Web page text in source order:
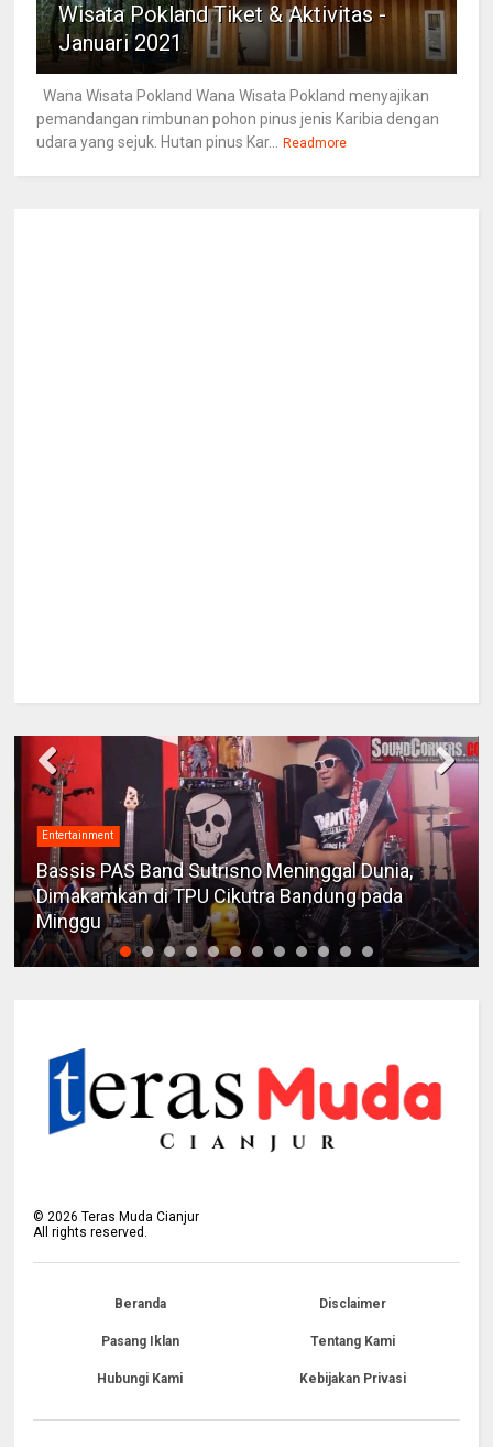
Wisata Pokland Tiket & Aktivitas -
Januari 2021
Wana Wisata Pokland Wana Wisata Pokland menyajikan
pemandangan rimbunan pohon pinus jenis Karibia dengan
udara yang sejuk. Hutan pinus Kar...
Readmore
Entertainment
Bassis PAS Band Sutrisno Meninggal Dunia,
Dimakamkan di TPU Cikutra Bandung pada
Minggu
©2026 Teras Muda Cianjur
All rights reserved.
Beranda Disclaimer
Pasang Iklan Tentang Kami
Hubungi Kami Kebijakan Privasi